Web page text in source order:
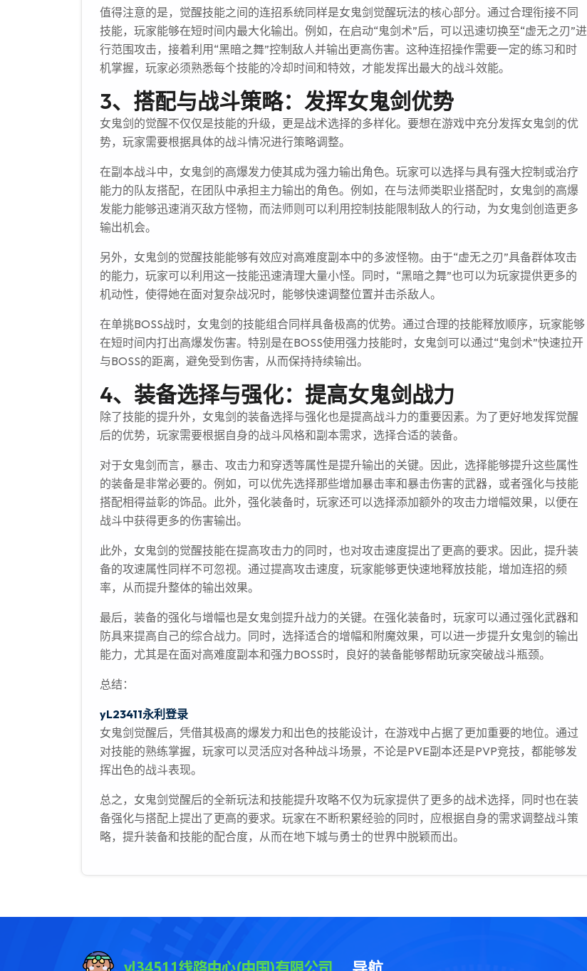
值得注意的是，觉醒技能之间的连招系统同样是女鬼剑觉醒玩法的核心部分。通过合理衔接不同
技能，玩家能够在短时间内最大化输出。例如，在启动“鬼剑术”后，可以迅速切换至“虚无之刃”进
行范围攻击，接着利用“黑暗之舞”控制敌人并输出更高伤害。这种连招操作需要一定的练习和时
机掌握，玩家必须熟悉每个技能的冷却时间和特效，才能发挥出最大的战斗效能。
3、搭配与战斗策略：发挥女鬼剑优势
女鬼剑的觉醒不仅仅是技能的升级，更是战术选择的多样化。要想在游戏中充分发挥女鬼剑的优
势，玩家需要根据具体的战斗情况进行策略调整。
在副本战斗中，女鬼剑的高爆发力使其成为强力输出角色。玩家可以选择与具有强大控制或治疗
能力的队友搭配，在团队中承担主力输出的角色。例如，在与法师类职业搭配时，女鬼剑的高爆
发能力能够迅速消灭敌方怪物，而法师则可以利用控制技能限制敌人的行动，为女鬼剑创造更多
输出机会。
另外，女鬼剑的觉醒技能能够有效应对高难度副本中的多波怪物。由于“虚无之刃”具备群体攻击
的能力，玩家可以利用这一技能迅速清理大量小怪。同时，“黑暗之舞”也可以为玩家提供更多的
机动性，使得她在面对复杂战况时，能够快速调整位置并击杀敌人。
在单挑BOSS战时，女鬼剑的技能组合同样具备极高的优势。通过合理的技能释放顺序，玩家能够
在短时间内打出高爆发伤害。特别是在BOSS使用强力技能时，女鬼剑可以通过“鬼剑术”快速拉开
与BOSS的距离，避免受到伤害，从而保持持续输出。
4、装备选择与强化：提高女鬼剑战力
除了技能的提升外，女鬼剑的装备选择与强化也是提高战斗力的重要因素。为了更好地发挥觉醒
后的优势，玩家需要根据自身的战斗风格和副本需求，选择合适的装备。
对于女鬼剑而言，暴击、攻击力和穿透等属性是提升输出的关键。因此，选择能够提升这些属性
的装备是非常必要的。例如，可以优先选择那些增加暴击率和暴击伤害的武器，或者强化与技能
搭配相得益彰的饰品。此外，强化装备时，玩家还可以选择添加额外的攻击力增幅效果，以便在
战斗中获得更多的伤害输出。
此外，女鬼剑的觉醒技能在提高攻击力的同时，也对攻击速度提出了更高的要求。因此，提升装
备的攻速属性同样不可忽视。通过提高攻击速度，玩家能够更快速地释放技能，增加连招的频
率，从而提升整体的输出效果。
最后，装备的强化与增幅也是女鬼剑提升战力的关键。在强化装备时，玩家可以通过强化武器和
防具来提高自己的综合战力。同时，选择适合的增幅和附魔效果，可以进一步提升女鬼剑的输出
能力，尤其是在面对高难度副本和强力BOSS时，良好的装备能够帮助玩家突破战斗瓶颈。
总结：
yL23411永利登录
女鬼剑觉醒后，凭借其极高的爆发力和出色的技能设计，在游戏中占据了更加重要的地位。通过
对技能的熟练掌握，玩家可以灵活应对各种战斗场景，不论是PVE副本还是PVP竞技，都能够发
挥出色的战斗表现。
总之，女鬼剑觉醒后的全新玩法和技能提升攻略不仅为玩家提供了更多的战术选择，同时也在装
备强化与搭配上提出了更高的要求。玩家在不断积累经验的同时，应根据自身的需求调整战斗策
略，提升装备和技能的配合度，从而在地下城与勇士的世界中脱颖而出。